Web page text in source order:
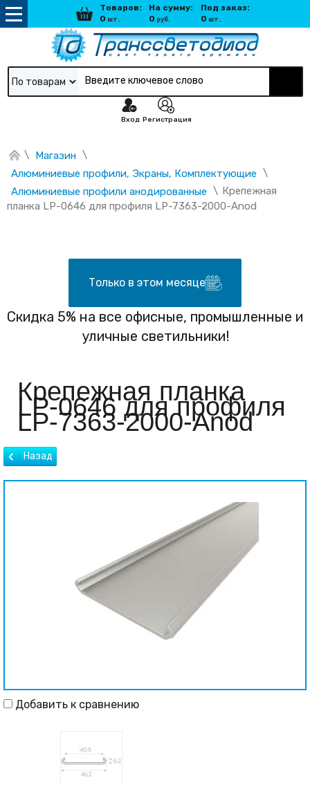
По товарам
Вход Регистрация
Товаров:
0 шт.
На сумму:
0 руб.
Под заказ:
0 шт.
\ Магазин \
Алюминиевые профили, Экраны, Комплектующие \
Алюминиевые профили анодированные \ Крепежная
планка LP-0646 для профиля LP-7363-2000-Anod
Только в этом месяце
Скидка 5% на все офисные, промышленные и
уличные светильники!
Крепежная планка
LP-0646 для профиля
LP-7363-2000-Anod
Добавить к сравнению